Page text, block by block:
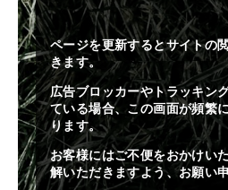
ページを更新するとサイトの
きます。
広告ブロッカーやトラッキン
ている場合、この画面が頻繁
ります。
お客様にはご不便をおかけい
解いただきますよう、お願い